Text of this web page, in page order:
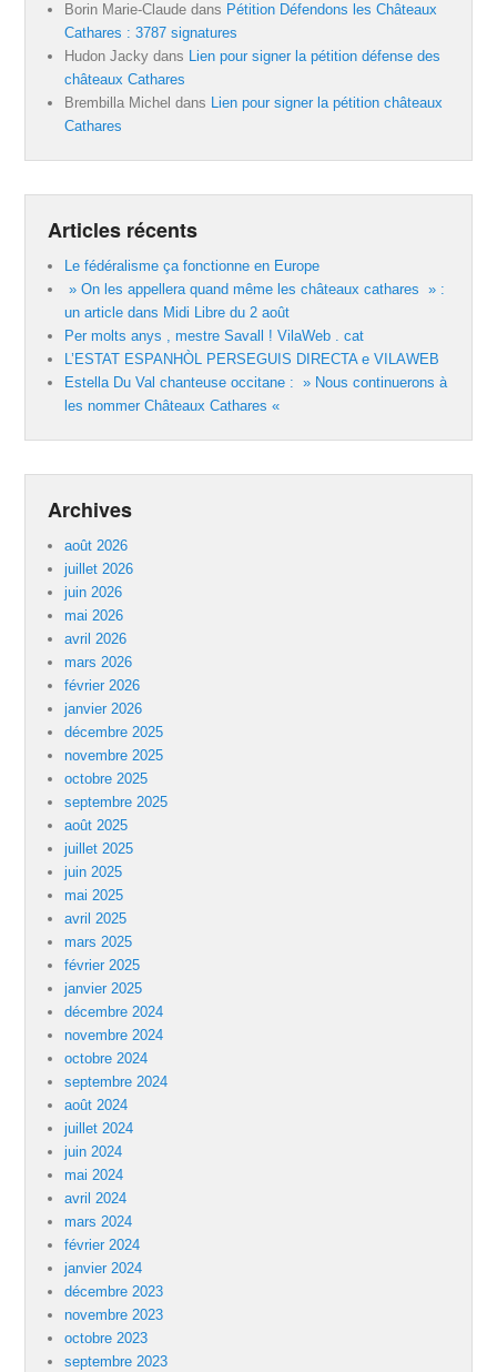
Borin Marie-Claude dans Pétition Défendons les Châteaux
Cathares : 3787 signatures
Hudon Jacky dans Lien pour signer la pétition défense des
châteaux Cathares
Brembilla Michel dans Lien pour signer la pétition châteaux
Cathares
Articles récents
Le fédéralisme ça fonctionne en Europe
» On les appellera quand même les châteaux cathares » :
un article dans Midi Libre du 2 août
Per molts anys , mestre Savall ! VilaWeb . cat
L’ESTAT ESPANHÒL PERSEGUIS DIRECTA e VILAWEB
Estella Du Val chanteuse occitane : » Nous continuerons à
les nommer Châteaux Cathares «
Archives
août 2026
juillet 2026
juin 2026
mai 2026
avril 2026
mars 2026
février 2026
janvier 2026
décembre 2025
novembre 2025
octobre 2025
septembre 2025
août 2025
juillet 2025
juin 2025
mai 2025
avril 2025
mars 2025
février 2025
janvier 2025
décembre 2024
novembre 2024
octobre 2024
septembre 2024
août 2024
juillet 2024
juin 2024
mai 2024
avril 2024
mars 2024
février 2024
janvier 2024
décembre 2023
novembre 2023
octobre 2023
septembre 2023